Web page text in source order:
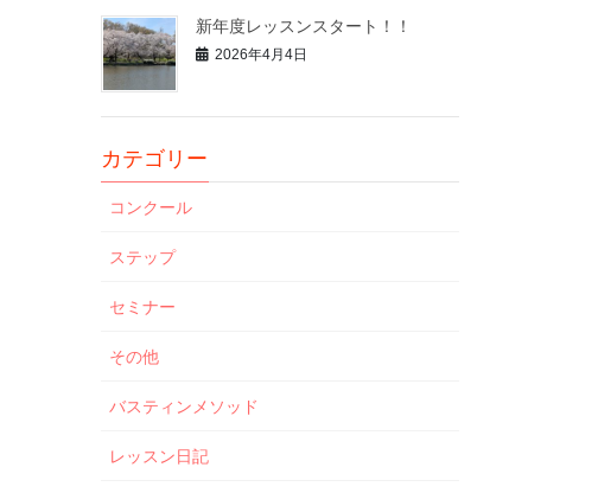
新年度レッスンスタート！！
2026年4月4日
カテゴリー
コンクール
ステップ
セミナー
その他
バスティンメソッド
レッスン日記